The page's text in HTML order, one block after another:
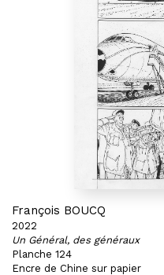
François BOUCQ
2022
Un Général, des généraux
Planche 124
Encre de Chine sur papier